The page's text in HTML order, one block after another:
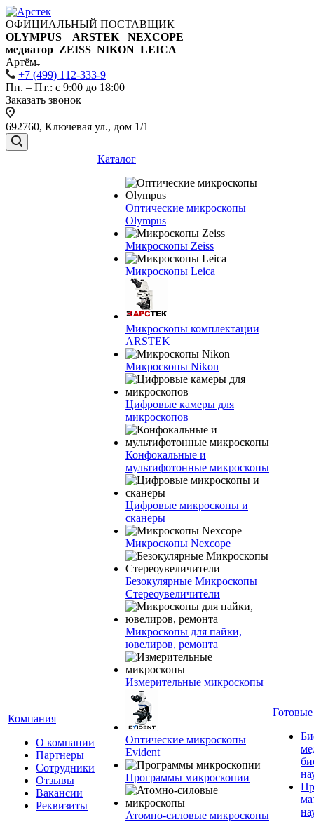
ОФИЦИАЛЬНЫЙ ПОСТАВЩИК
OLYMPUS ARSTEK NEXCOPE
медиатор ZEISS NIKON LEICA
Артём
+7 (499) 112-333-9
Пн. – Пт.: с 9:00 до 18:00
Заказать звонок
692760, Ключевая ул., дом 1/1
Компания
О компании
Партнеры
Сотрудники
Отзывы
Вакансии
Реквизиты
Каталог
Оптические микроскопы
Olympus
Микроскопы Zeiss
Микроскопы Leica
Микроскопы комплектации
ARSTEK
Микроскопы Nikon
Цифровые камеры для
микроскопов
Конфокальные и
мультифотонные микроскопы
Цифровые микроскопы и
сканеры
Микроскопы Nexcope
Безокулярные Микроскопы
Стереоувеличители
Микроскопы для пайки,
ювелиров, ремонта
Измерительные микроскопы
Оптические микроскопы
Evident
Программы микроскопии
Атомно-силовые микроскопы